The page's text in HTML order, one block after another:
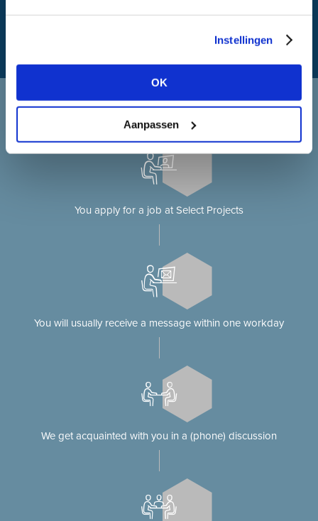
Instellingen
OK
Aanpassen
Applying at Select Projects
Applying for a job on our website?
You apply for a job at Select Projects
You will usually receive a message within one workday
We get acquainted with you in a (phone) discussion